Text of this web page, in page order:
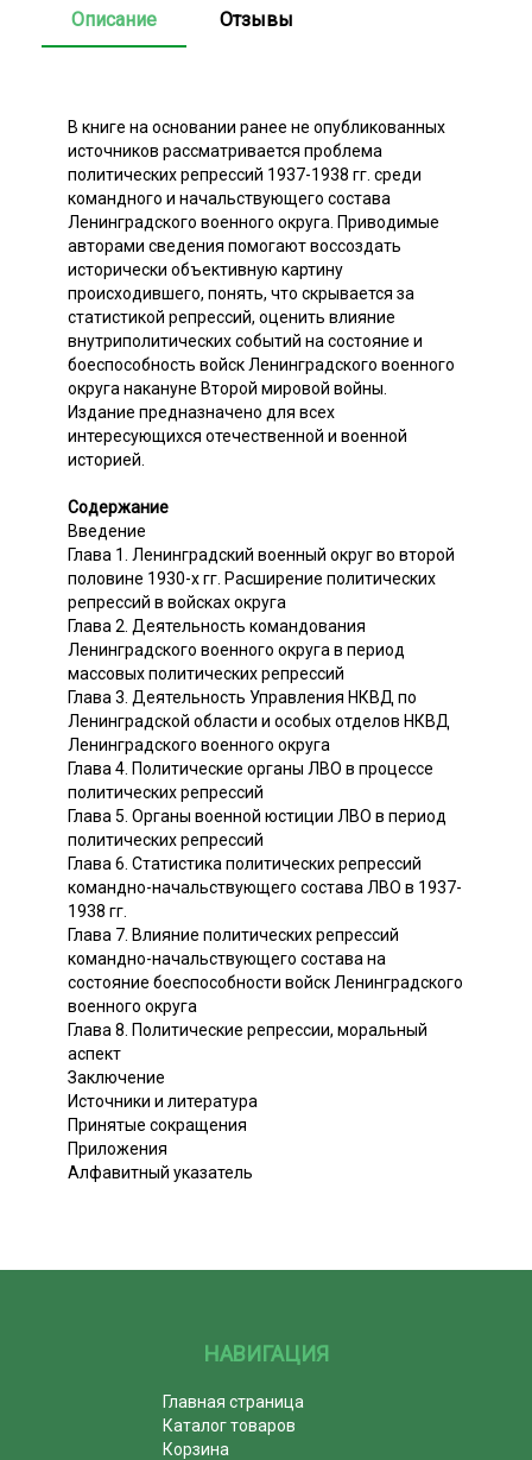
Описание Отзывы
В книге на основании ранее не опубликованных
источников рассматривается проблема
политических репрессий 1937-1938 гг. среди
командного и начальствующего состава
Ленинградского военного округа. Приводимые
авторами сведения помогают воссоздать
исторически объективную картину
происходившего, понять, что скрывается за
статистикой репрессий, оценить влияние
внутриполитических событий на состояние и
боеспособность войск Ленинградского военного
округа накануне Второй мировой войны.
Издание предназначено для всех
интересующихся отечественной и военной
историей.
Содержание
Введение
Глава 1. Ленинградский военный округ во второй
половине 1930-х гг. Расширение политических
репрессий в войсках округа
Глава 2. Деятельность командования
Ленинградского военного округа в период
массовых политических репрессий
Глава 3. Деятельность Управления НКВД по
Ленинградской области и особых отделов НКВД
Ленинградского военного округа
Глава 4. Политические органы ЛВО в процессе
политических репрессий
Глава 5. Органы военной юстиции ЛВО в период
политических репрессий
Глава 6. Статистика политических репрессий
командно-начальствующего состава ЛВО в 1937-
1938 гг.
Глава 7. Влияние политических репрессий
командно-начальствующего состава на
состояние боеспособности войск Ленинградского
военного округа
Глава 8. Политические репрессии, моральный
аспект
Заключение
Источники и литература
Принятые сокращения
Приложения
Алфавитный указатель
НАВИГАЦИЯ
Главная страница
Каталог товаров
Корзина